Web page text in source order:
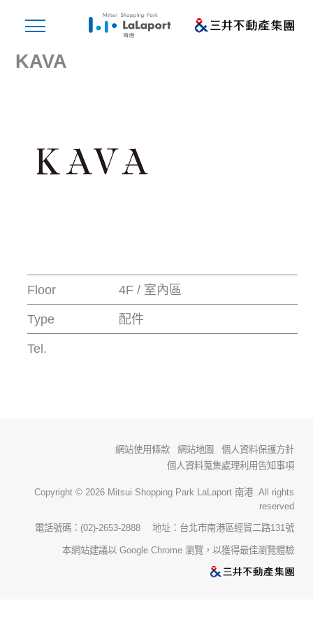
KAVA
Floor 4F / 室內區
Type 配件
Tel.
網站使用條款 網站地圖
個人資料保護方針
個人資料蒐集處理利用告知事項
Copyright © 2026 Mitsui Shopping Park LaLaport 南港. All rights
reserved
電話號碼：(02)-2653-2888 地址：台北市南港區經貿二路131號
本網站建議以 Google Chrome 瀏覽，以獲得最佳瀏覽體驗